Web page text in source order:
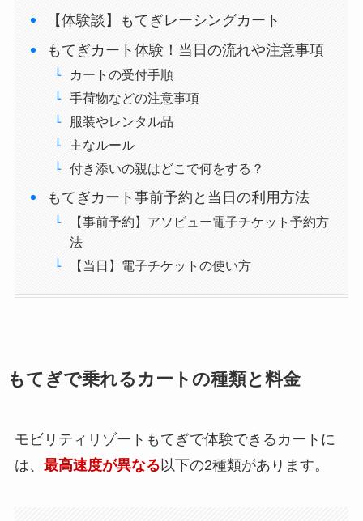
【体験談】もてぎレーシングカート
もてぎカート体験！当日の流れや注意事項
カートの受付手順
手荷物などの注意事項
服装やレンタル品
主なルール
付き添いの親はどこで何をする？
もてぎカート事前予約と当日の利用方法
【事前予約】アソビュー電子チケット予約方
法
【当日】電子チケットの使い方
もてぎで乗れるカートの種類と料金
モビリティリゾートもてぎで体験できるカートに
は、 最高速度が異なる 以下の2種類があります。